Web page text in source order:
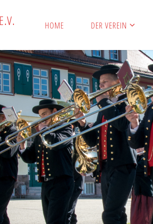
E.V. HOME DER VEREIN